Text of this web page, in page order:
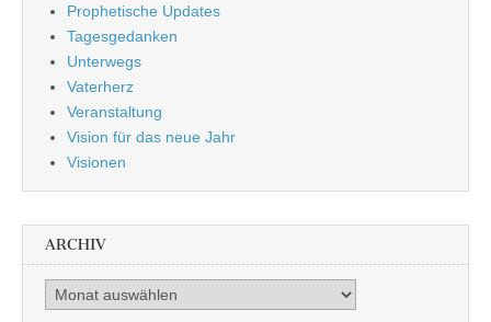
Prophetische Updates
Tagesgedanken
Unterwegs
Vaterherz
Veranstaltung
Vision für das neue Jahr
Visionen
ARCHIV
Archiv